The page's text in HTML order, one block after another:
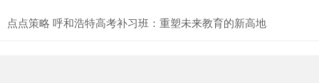
点点策略 呼和浩特高考补习班：重塑未来教育的新高地